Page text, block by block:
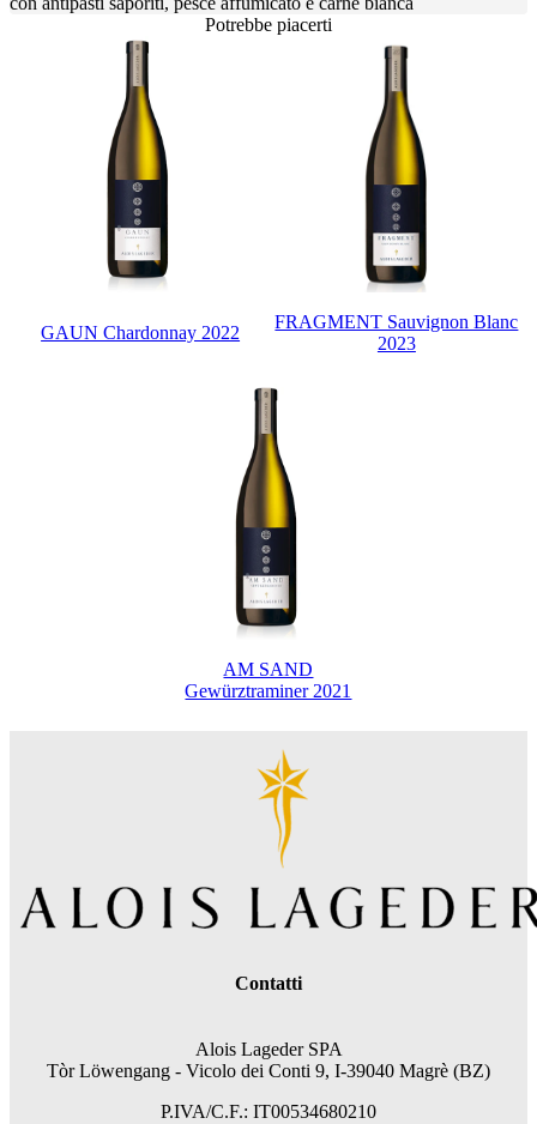
Potrebbe piacerti
GAUN Chardonnay 2022
FRAGMENT Sauvignon Blanc
2023
AM SAND
Gewürztraminer 2021
Contatti
Alois Lageder SPA
Tòr Löwengang - Vicolo dei Conti 9, I-39040 Magrè (BZ)
P.IVA/C.F.: IT00534680210